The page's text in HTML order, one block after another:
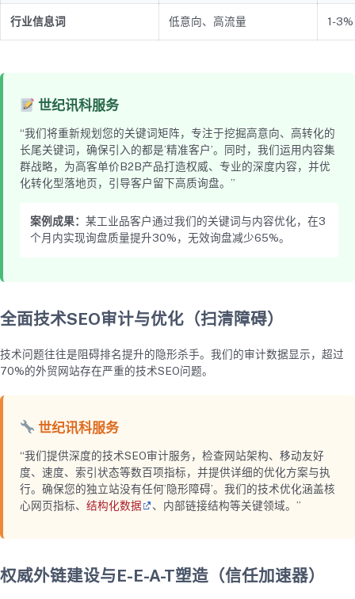
行业信息词 低意向、高流量 1-3%
世纪讯科服务
“我们将重新规划您的关键词矩阵，专注于挖掘高意向、高转化的
长尾关键词，确保引入的都是’精准客户’。同时，我们运用内容集
群战略，为高客单价B2B产品打造权威、专业的深度内容，并优
化转化型落地页，引导客户留下高质询盘。”
案例成果：某工业品客户通过我们的关键词与内容优化，在3
个月内实现询盘质量提升30%，无效询盘减少65%。
全面技术SEO审计与优化（扫清障碍）
技术问题往往是阻碍排名提升的隐形杀手。我们的审计数据显示，超过
70%的外贸网站存在严重的技术SEO问题。
世纪讯科服务
“我们提供深度的技术SEO审计服务，检查网站架构、移动友好
度、速度、索引状态等数百项指标，并提供详细的优化方案与执
行。确保您的独立站没有任何’隐形障碍’。我们的技术优化涵盖核
心网页指标、 结构化数据 、内部链接结构等关键领域。”
权威外链建设与E-E-A-T塑造（信任加速器）